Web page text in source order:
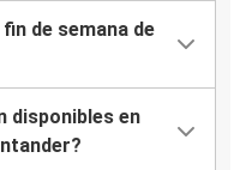
de semana de
disponibles en